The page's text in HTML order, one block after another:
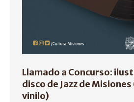
Llamado a Concurso:
disco de Jazz de
vinilo)